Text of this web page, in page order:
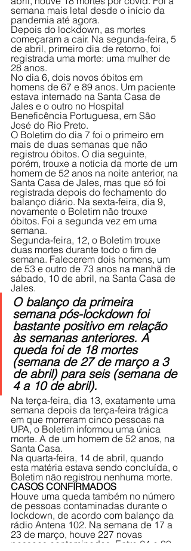
semana mais letal desde o início da
pandemia até agora.
Depois do lockdown, as mortes
começaram a cair. Na segunda-feira, 5
de abril, primeiro dia de retorno, foi
registrada uma morte: uma mulher de
28 anos.
No dia 6, dois novos óbitos em
homens de 67 e 89 anos. Um paciente
estava internado na Santa Casa de
Jales e o outro no Hospital
Beneficência Portuguesa, em São
José do Rio Preto.
O Boletim do dia 7 foi o primeiro em
mais de duas semanas que não
registrou óbitos. O dia seguinte,
porém, trouxe a notícia da morte de um
homem de 52 anos na noite anterior, na
Santa Casa de Jales, mas que só foi
registrada depois do fechamento do
balanço diário. Na sexta-feira, dia 9,
novamente o Boletim não trouxe
óbitos. Foi a segunda vez em uma
semana.
Segunda-feira, 12, o Boletim trouxe
duas mortes durante todo o fim de
semana. Falecerem dois homens, um
de 53 e outro de 73 anos na manhã de
sábado, 10 de abril, na Santa Casa de
Jales.
O balanço da primeira
semana pós-lockdown foi
bastante positivo em relação
às semanas anteriores. A
queda foi de 18 mortes
(semana de 27 de março a 3
de abril) para seis (semana de
4 a 10 de abril).
Na terça-feira, dia 13, exatamente uma
semana depois da terça-feira trágica
em que morreram cinco pessoas na
UPA, o Boletim informou uma única
morte. A de um homem de 52 anos, na
Santa Casa.
Na quarta-feira, 14 de abril, quando
esta matéria estava sendo concluída, o
Boletim não registrou nenhuma morte.
CASOS CONFIRMADOS
Houve uma queda também no número
de pessoas contaminadas durante o
lockdown, de acordo com balanço da
rádio Antena 102. Na semana de 17 a
23 de março, houve 227 novas
pessoas contaminadas. Entre 24 e 30